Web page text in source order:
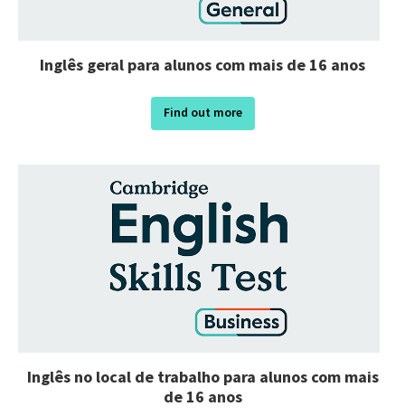
Inglês geral para alunos com mais de 16 anos
Find out more
Inglês no local de trabalho para alunos com mais
de 16 anos